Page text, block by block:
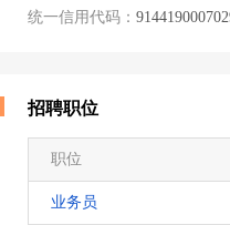
统一信用代码：
招聘职位
职位
业务员